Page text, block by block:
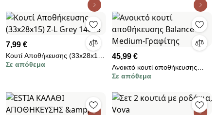
7,99 €
Κουτί Αποθήκευσης (33x28x15)
Z-L Grey 14605
Σε απόθεμα
45,99 €
Ανοικτό κουτί αποθήκευσης
Balance Medium-Γραφίτης
Σε απόθεμα